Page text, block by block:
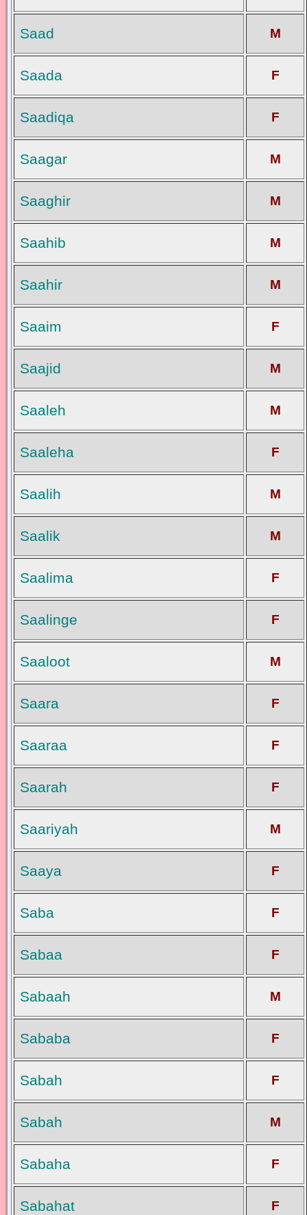
Saad M
Saada F
Saadiqa F
Saagar M
Saaghir M
Saahib M
Saahir M
Saaim F
Saajid M
Saaleh M
Saaleha F
Saalih M
Saalik M
Saalima F
Saalinge F
Saaloot M
Saara F
Saaraa F
Saarah F
Saariyah M
Saaya F
Saba F
Sabaa F
Sabaah M
Sababa F
Sabah F
Sabah M
Sabaha F
Sabahat F